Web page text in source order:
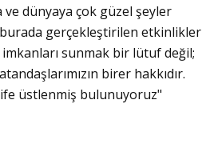
dünyaya çok güzel şeyler
gerçekleştirilen etkinlikler
sunmak bir lütuf değil;
birer hakkıdır.
üstlenmiş bulunuyoruz"